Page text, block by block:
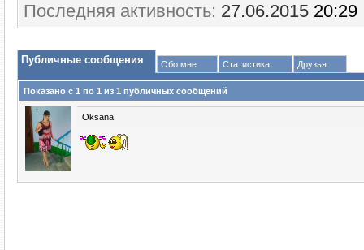
Последняя активность: 27.06.2015 20:29
Публичные сообщения Обо мне Статистика Друзья
Показано с 1 по 1 из 1 публичных сообщений
Oksana